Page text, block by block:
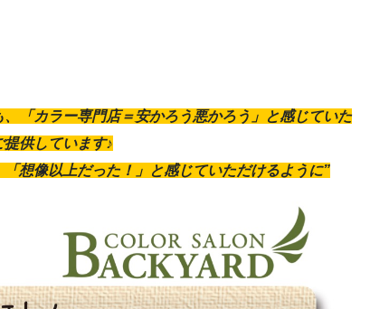
「カラー専門店＝安かろう悪かろう」と感じていた
供しています♪
想像以上だった！」と感じていただけるように”